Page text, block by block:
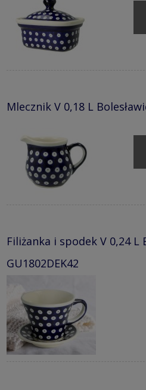
Mlecznik V 0,18 L
Filiżanka i spodek V 0,24 L
GU1802DEK42